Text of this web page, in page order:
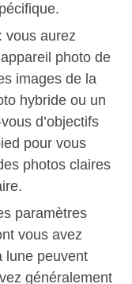
: vous aurez
photo de
images de la
hybride ou un
d’objectifs
pour vous
photos claires
paramètres
vous avez
lune peuvent
généralement